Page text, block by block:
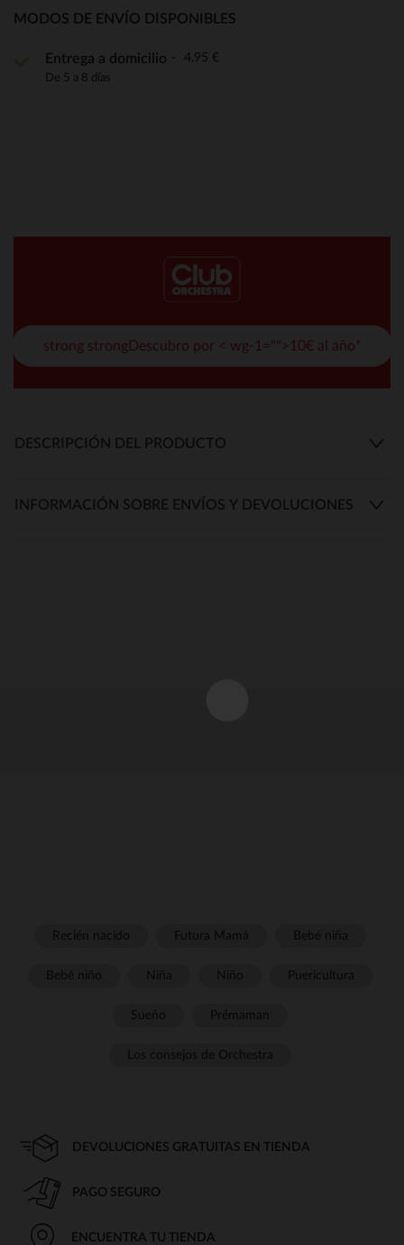
MODOS DE ENVÍO DISPONIBLES
Entrega a domicilio 4,95 €
De 5 a 8 días
strong strongDescubro por < wg-1="">10€ al año*
DESCRIPCIÓN DEL PRODUCTO
INFORMACIÓN SOBRE ENVÍOS Y DEVOLUCIONES
DEVOLUCIONES GRATUITAS EN TIENDA
PAGO SEGURO
ENCUENTRA TU TIENDA